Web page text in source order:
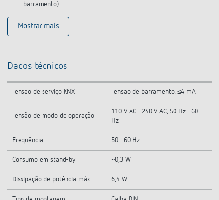
barramento)
Mostrar mais
Dados técnicos
Tensão de serviço KNX Tensão de barramento, ≤4 mA
Tensão de modo de operação
110 V AC - 240 V AC, 50 Hz - 60
Hz
Frequência 50 - 60 Hz
Consumo em stand-by ~0,3 W
Dissipação de potência máx. 6,4 W